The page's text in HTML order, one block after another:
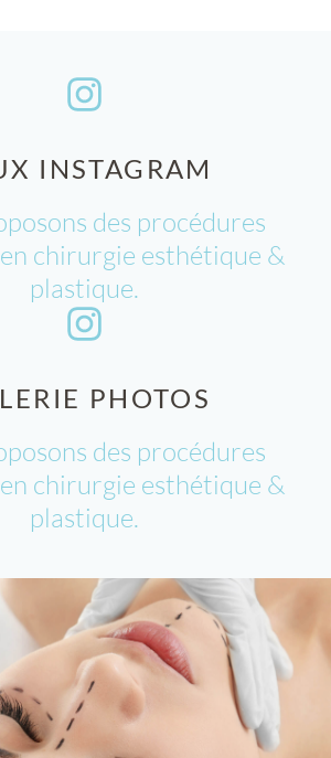
INSTAGRAM
des procédures
chirurgie esthétique &
plastique.
PHOTOS
des procédures
chirurgie esthétique &
plastique.